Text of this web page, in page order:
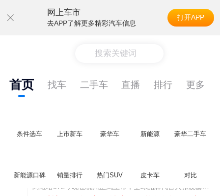
网上车市
去APP了解更多精彩汽车信息
打开APP
搜索关键词
首页 找车 二手车 直播 排行 更多
条件选车 上市新车 豪华车 新能源 豪华二手车
新能源口碑 销量排行 热门SUV 皮卡车 对比
保时捷CEO证实：纯电718将复活！因为奥迪需要